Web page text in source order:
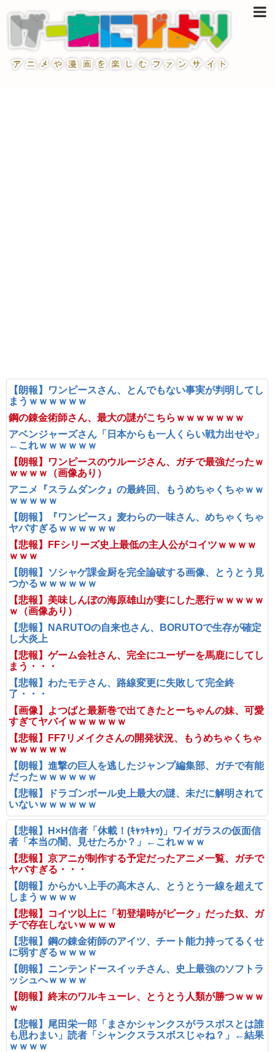
【朗報】ワンピースさん、とんでもない事実が判明してし
まうｗｗｗｗｗｗ
鋼の錬金術師さん、最大の謎がこちらｗｗｗｗｗｗｗ
アベンジャーズさん「日本からも一人くらい戦力出せや」
←これｗｗｗｗｗｗ
【朗報】ワンピースのウルージさん、ガチで最強だったｗ
ｗｗｗｗ（画像あり）
アニメ『スラムダンク』の最終回、もうめちゃくちゃｗｗ
ｗｗｗｗｗ
【朗報】『ワンピース』麦わらの一味さん、めちゃくちゃ
ヤバすぎるｗｗｗｗｗｗ
【悲報】FFシリーズ史上最低の主人公がコイツｗｗｗｗ
ｗｗｗ
【朗報】ソシャゲ課金厨を完全論破する画像、とうとう見
つかるｗｗｗｗｗｗ
【悲報】美味しんぼの海原雄山が妻にした悪行ｗｗｗｗｗ
ｗ（画像あり）
【悲報】NARUTOの自来也さん、BORUTOで生存が確定
し大炎上
【悲報】ゲーム会社さん、完全にユーザーを馬鹿にしてし
まう・・・
【悲報】わたモテさん、路線変更に失敗して完全終
了・・・
【画像】よつばと最新巻で出てきたとーちゃんの妹、可愛
すぎてヤバイｗｗｗｗｗｗ
【悲報】FF7リメイクさんの開発状況、もうめちゃくちゃ
ｗｗｗｗｗｗ
【朗報】進撃の巨人を逃したジャンプ編集部、ガチで有能
だったｗｗｗｗｗｗ
【悲報】ドラゴンボール史上最大の謎、未だに解明されて
いないｗｗｗｗｗｗ
【悲報】H×H信者「休載！(ｷｬｯｷｬｯ)」ワイガラスの仮面信
者「本当の闇、見せたろか？」←これｗｗｗ
【悲報】京アニが制作する予定だったアニメ一覧、ガチで
ヤバすぎる・・・
【朗報】からかい上手の高木さん、とうとう一線を超えて
しまうｗｗｗｗ
【悲報】コイツ以上に「初登場時がピーク」だった奴、ガ
チで存在しないｗｗｗｗ
【悲報】鋼の錬金術師のアイツ、チート能力持ってるくせ
に弱すぎるｗｗｗｗ
【朗報】ニンテンドースイッチさん、史上最強のソフトラ
ッシュへｗｗｗｗ
【朗報】終末のワルキューレ、とうとう人類が勝つｗｗｗ
ｗ
【悲報】尾田栄一郎「まさかシャンクスがラスボスとは誰
も思わまい」読者「シャンクスラスボスじゃね？」←結果
ｗｗｗｗ